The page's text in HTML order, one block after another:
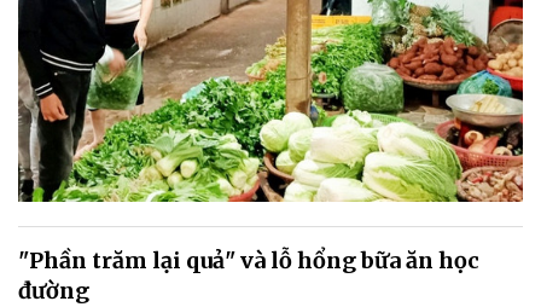
"Phần trăm lại quả" và lỗ hổng bữa ăn học
đường